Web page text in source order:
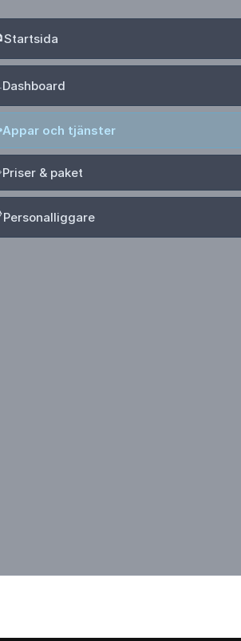
Startsida
Dashboard
Appar och tjänster
Priser & paket
Personalliggare